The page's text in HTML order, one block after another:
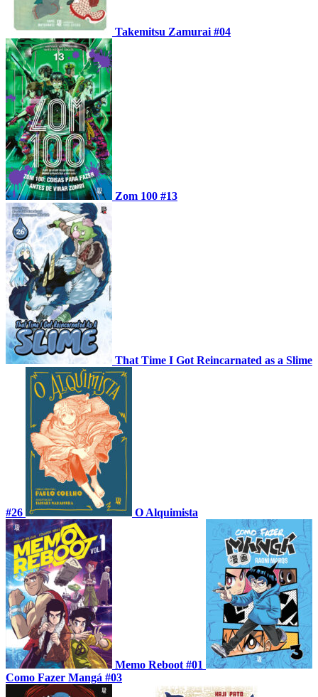
Takemitsu Zamurai #04
Zom 100 #13
That Time I Got Reincarnated as a Slime
#26 O Alquimista
Memo Reboot #01
Como Fazer Mangá #03